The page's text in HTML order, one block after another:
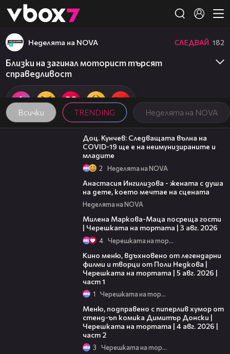
👾
Всички TRENDING Неделята на NOVA
Неделята на NOVA СЛЕДВАЙ 182
Близки на загинал моторист търсят
справедливост
13:04
Доц. Кунчев: Следващата вълна на
COVID-19 ще е на неимунизираните и
младите
2 Неделята на NOVA
Анастасия Ингилизова - жената с душа
на дете, което мечтае на сцената
Неделята на NOVA
Милена Маркова-Маца посреща гости
| Черешката на тортата | 3 авг. 2026
4 Черешката на тортата
Кино меню, вдъхновено от легендарни
филми и творци от Поли Недкова |
Черешката на тортата | 5 авг. 2026 |
част 1
1 Черешката на тортата
Меню, подправено с пиперлив хумор от
стенд-ъп комика Димитър Донски |
Черешката на тортата | 4 авг. 2026 |
част 2
3 Черешката на тортата